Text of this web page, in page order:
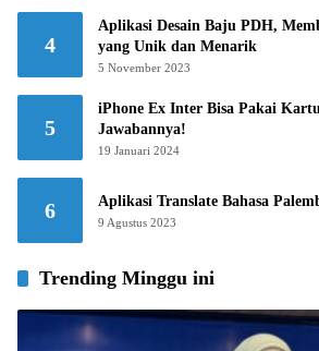
4
Aplikasi Desain Baju PDH,
yang Unik dan Menarik
5 November 2023
5
iPhone Ex Inter Bisa Pakai
Jawabannya!
19 Januari 2024
6 Aplikasi Translate Bahasa
9 Agustus 2023
Trending Minggu ini